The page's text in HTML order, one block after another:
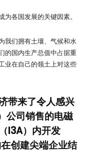
各国发展的关键因素。
我们拥有土壤、气候和水
的国内生产总值中占据重
业在自己的领土上对这些
带来了令人感兴
公司销售的电磁
I3A）内开发
创建尖端企业结